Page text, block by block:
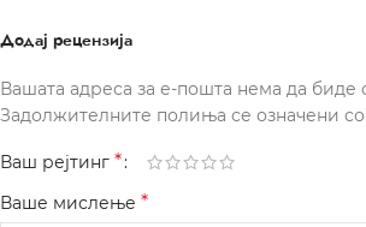
Додај рецензија
Вашата адреса за е-пошта нема да биде
Задолжителните полиња се означени со
Ваш рејтинг *
Ваше мислење *